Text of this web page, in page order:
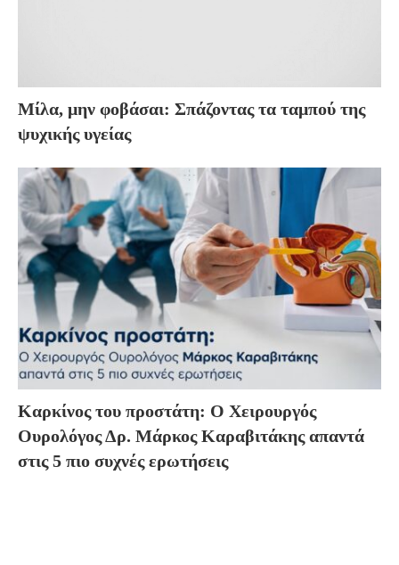
Μίλα, μην φοβάσαι: Σπάζοντας τα ταμπού της
ψυχικής υγείας
Καρκίνος του προστάτη: Ο Χειρουργός
Ουρολόγος Δρ. Μάρκος Καραβιτάκης απαντά
στις 5 πιο συχνές ερωτήσεις